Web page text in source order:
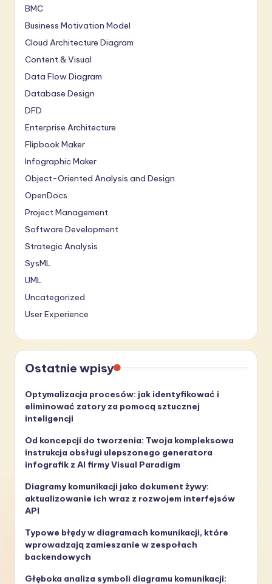
BMC
Business Motivation Model
Cloud Architecture Diagram
Content & Visual
Data Flow Diagram
Database Design
DFD
Enterprise Architecture
Flipbook Maker
Infographic Maker
Object-Oriented Analysis and Design
OpenDocs
Project Management
Software Development
Strategic Analysis
SysML
UML
Uncategorized
User Experience
Ostatnie wpisy
Optymalizacja procesów: jak identyfikować i
eliminować zatory za pomocą sztucznej
inteligencji
Od koncepcji do tworzenia: Twoja kompleksowa
instrukcja obsługi ulepszonego generatora
infografik z AI firmy Visual Paradigm
Diagramy komunikacji jako dokument żywy:
aktualizowanie ich wraz z rozwojem interfejsów
API
Typowe błędy w diagramach komunikacji, które
wprowadzają zamieszanie w zespołach
backendowych
Głęboka analiza symboli diagramu komunikacji: